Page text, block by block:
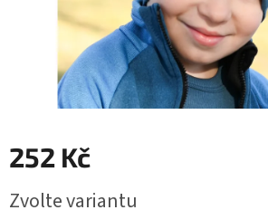
252 Kč
cena:
Zvolte variantu